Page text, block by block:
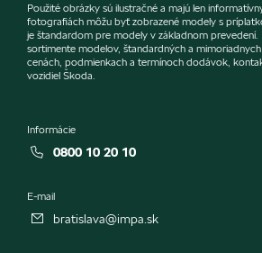
Použité obrázky sú ilustračné a majú len
fotografiách môžu byť zobrazené modely s
je štandardom pre modely v základnom prevedení.
sortimente modelov, štandardných a
cenách, podmienkach a termínoch dodávok,
vozidiel Škoda.
Informácie
0800 10 20 10
E-mail
bratislava@impa.sk